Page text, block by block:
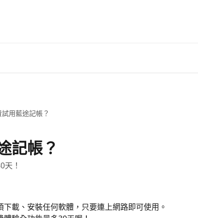
用藍途記帳？
記帳？
！
載、安裝任何軟體，只要連上網路即可使用。